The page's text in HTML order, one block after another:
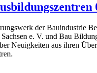
der Bauindustrie
e. V. und Bau
Neuigkeiten aus ihren